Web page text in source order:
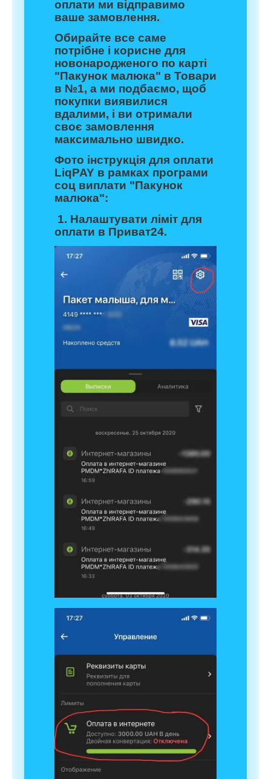
оплати ми відправимо
ваше замовлення.
Обирайте все саме
потрібне і корисне для
новонародженого по карті
"Пакунок малюка" в Товари
в №1, а ми подбаємо, щоб
покупки виявилися
вдалими, і ви отримали
своє замовлення
максимально швидко.
Фото інструкція для оплати
LiqPAY в рамках програми
соц виплати "Пакунок
малюка":
1. Налаштувати ліміт для
оплати в Приват24.